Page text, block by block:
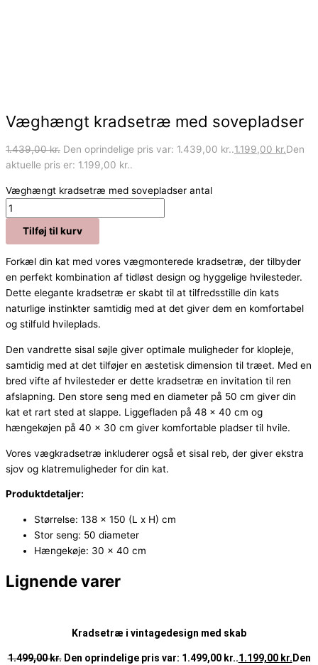
Væghængt kradsetræ med sovepladser
1.439,00kr. Den oprindelige pris var: 1.439,00 kr..1.199,00 kr.Den
aktuelle pris er: 1.199,00 kr..
Væghængt kradsetræ med sovepladser antal
Tilføj til kurv
Forkæl din kat med vores vægmonterede kradsetræ, der tilbyder
en perfekt kombination af tidløst design og hyggelige hvilesteder.
Dette elegante kradsetræ er skabt til at tilfredsstille din kats
naturlige instinkter samtidig med at det giver dem en komfortabel
og stilfuld hvileplads.
Den vandrette sisal søjle giver optimale muligheder for klopleje,
samtidig med at det tilføjer en æstetisk dimension til træet. Med en
bred vifte af hvilesteder er dette kradsetræ en invitation til ren
afslapning. Den store seng med en diameter på 50 cm giver din
kat et rart sted at slappe. Liggefladen på 48 x 40 cm og
hængekøjen på 40 x 30 cm giver komfortable pladser til hvile.
Vores vægkradsetræ inkluderer også et sisal reb, der giver ekstra
sjov og klatremuligheder for din kat.
Produktdetaljer:
Størrelse: 138 x 150 (L x H) cm
Stor seng: 50 diameter
Hængekøje: 30 x 40 cm
Lignende varer
Kradsetræ i vintagedesign med skab
1.499,00kr. Den oprindelige pris var: 1.499,00 kr..1.199,00 kr. Den